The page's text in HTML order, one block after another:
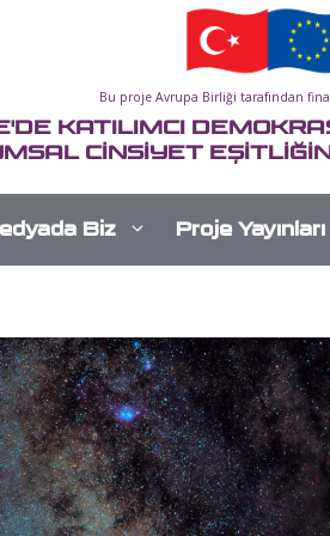
Bu proje Avrupa Birliği tarafından
KATILIMCI
CİNSİYET
Biz Proje Yayınları